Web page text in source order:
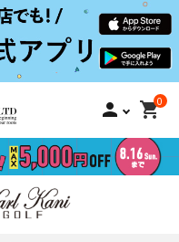
person 0
shopping_cart